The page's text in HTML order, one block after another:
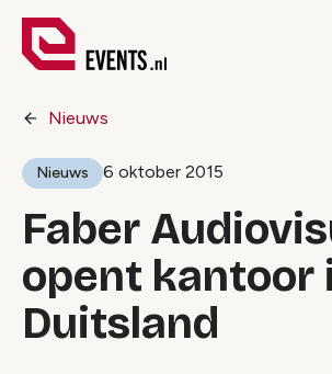
Nieuws
Nieuws 6 oktober 2015
Faber
opent kantoor
Duitsland